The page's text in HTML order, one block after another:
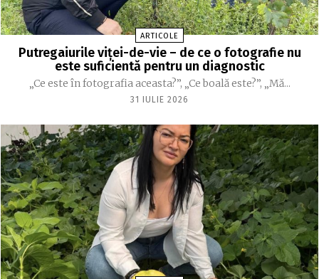
ARTICOLE
Putregaiurile viței-de-vie – de ce o fotografie nu
este suficientă pentru un diagnostic
„Ce este în fotografia aceasta?”, „Ce boală este?”, „Mă...
31 IULIE 2026